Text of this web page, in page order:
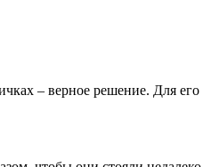
– верное решение. Для его